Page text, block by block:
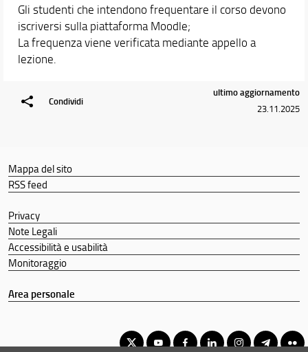
Gli studenti che intendono frequentare il corso devono
iscriversi sulla piattaforma Moodle;
La frequenza viene verificata mediante appello a
lezione.
Condividi
ultimo aggiornamento
23.11.2025
Mappa del sito
RSS feed
Privacy
Note Legali
Accessibilità e usabilità
Monitoraggio
Area personale